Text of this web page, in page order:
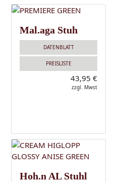
Mal.aga Stuh
DATENBLATT
PREISLISTE
43,95 €
zzgl. Mwst
Hoh.n AL Stuhl